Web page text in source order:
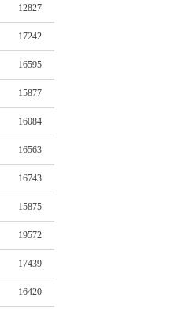
12827
17242
16595
15877
16084
16563
16743
15875
19572
17439
16420